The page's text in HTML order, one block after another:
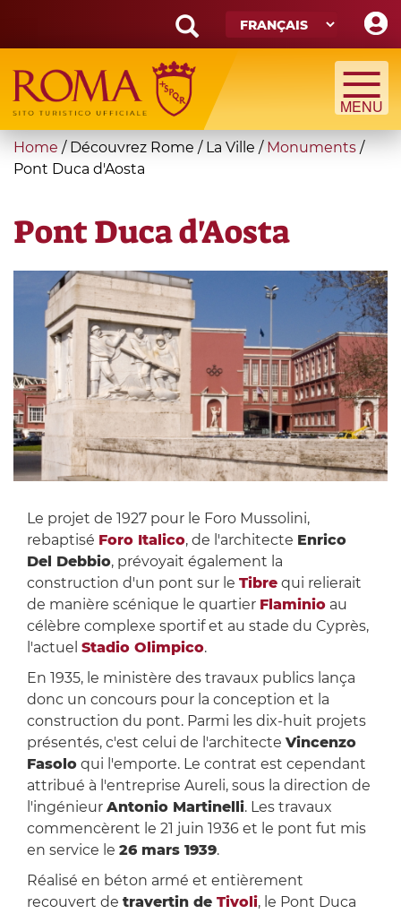
main
content
Search
form
Recherche
You
are
Home / Découvrez Rome / La Ville / Monuments /
Pont Duca d'Aosta
Pont Duca d'Aosta
Le projet de 1927 pour le Foro Mussolini,
rebaptisé Foro Italico, de l'architecte Enrico
Del Debbio, prévoyait également la
construction d'un pont sur le Tibrequi relierait
de manière scénique le quartier Flaminioau
célèbre complexe sportif et au stade du Cyprès,
l'actuel Stadio Olimpico.
En 1935, le ministère des travaux publics lança
donc un concours pour la conception et la
construction du pont. Parmi les dix-huit projets
présentés, c'est celui de l'architecte Vincenzo
Fasoloqui l'emporte. Le contrat est cependant
attribué à l'entreprise Aureli, sous la direction de
l'ingénieur Antonio Martinelli. Les travaux
commencèrent le 21 juin 1936 et le pont fut mis
en service le 26 mars 1939.
Réalisé en béton armé et entièrement
recouvert de travertin de Tivoli, le Pont Duca